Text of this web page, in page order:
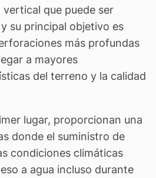
que puede ser
su principal objetivo es
más profundas
a mayores
del terreno y la calidad
lugar, proporcionan una
donde el suministro de
condiciones climáticas
a agua incluso durante